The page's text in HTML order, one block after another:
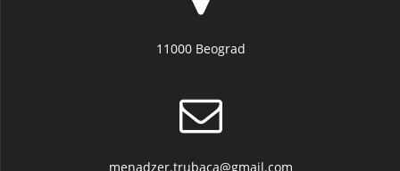
11000 Beograd
menadzer.trubaca@gmail.com